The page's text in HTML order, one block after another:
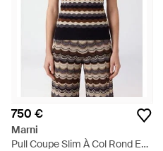
750 €
Marni
Pull Coupe Slim À Col Rond En